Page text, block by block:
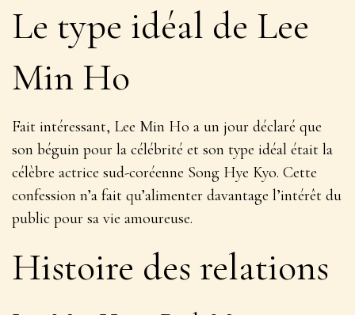
Le type idéal de Lee
Min Ho
Fait intéressant, Lee Min Ho a un jour déclaré que
son béguin pour la célébrité et son type idéal était la
célèbre actrice sud-coréenne Song Hye Kyo. Cette
confession n’a fait qu’alimenter davantage l’intérêt du
public pour sa vie amoureuse.
Histoire des relations